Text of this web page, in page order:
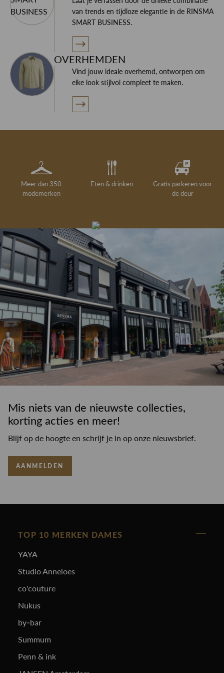
van trends en tijdloze elegantie in de RINSMA
SMART BUSINESS.
OVERHEMDEN
Vind jouw ideale overhemd, ontworpen om
elke look stijlvol compleet te maken.
Meer dan 350
modemerken
Eten & drinken
Gratis parkeren voor
de deur
drankje
Gratis retourneren in
de winkel
Deskundig
kledingadvies
Mis niets van de nieuwste collecties,
korting acties en meer!
Blijf op de hoogte en schrijf je in op onze nieuwsbrief.
AANMELDEN
TOP 10 MERKEN DAMES
YAYA
Studio Anneloes
co'couture
Nukus
by-bar
Summum
Penn & ink